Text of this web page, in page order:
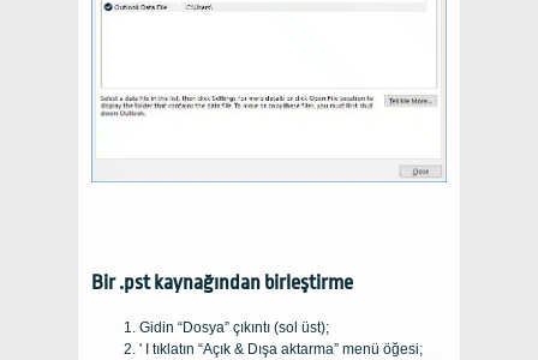
Bir .pst kaynağından birleştirme
Gidin “Dosya” çıkıntı (sol üst);
' I tıklatın “Açık & Dışa aktarma” menü öğesi;